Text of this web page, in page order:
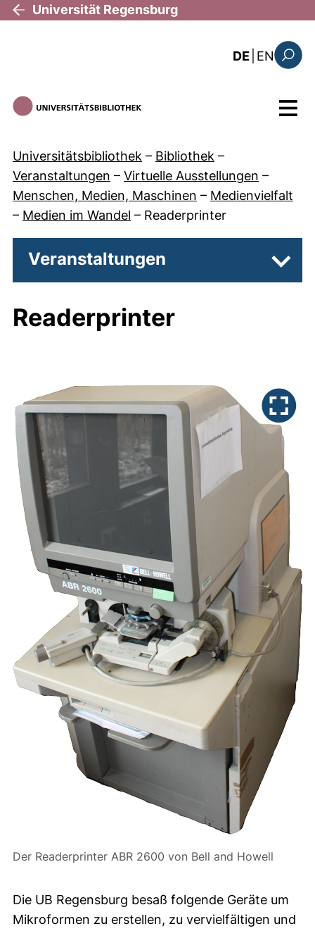
Direkt zum Inhalt
Universität Regensburg
DE EN: the
Menü
Universitätsbibliothek – Bibliothek –
Veranstaltungen – Virtuelle Ausstellungen –
Menschen, Medien, Maschinen – Medienvielfalt
– Medien im Wandel – Readerprinter
Veranstaltungen
Readerprinter
Der Readerprinter ABR 2600 von Bell and Howell
Die UB Regensburg besaß folgende Geräte um
Mikroformen zu erstellen, zu vervielfältigen und